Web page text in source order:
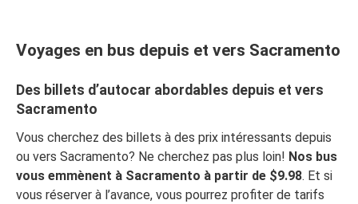
Voyages en bus depuis et vers Sacramento
Des billets d’autocar abordables depuis et vers
Sacramento
Vous cherchez des billets à des prix intéressants depuis
ou vers Sacramento? Ne cherchez pas plus loin! Nos bus
vous emmènent à Sacramento à partir de $9.98. Et si
vous réserver à l’avance, vous pourrez profiter de tarifs